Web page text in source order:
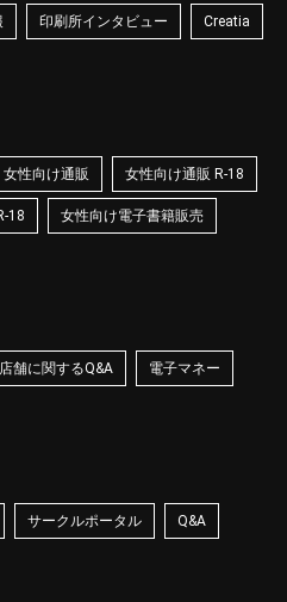
印刷所インタビュー Creatia
女性向け通販 女性向け通販 R-18
18 女性向け電子書籍販売
店舗に関するQ&A 電子マネー
サークルポータル Q&A